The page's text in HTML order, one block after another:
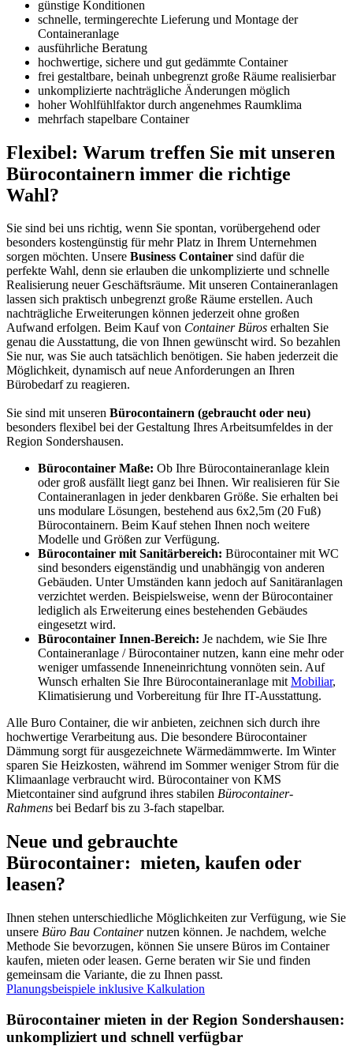
günstige Konditionen
schnelle, termingerechte Lieferung und Montage der
Containeranlage
ausführliche Beratung
hochwertige, sichere und gut gedämmte Container
frei gestaltbare, beinah unbegrenzt große Räume realisierbar
unkomplizierte nachträgliche Änderungen möglich
hoher Wohlfühlfaktor durch angenehmes Raumklima
mehrfach stapelbare Container
Flexibel: Warum treffen Sie mit unseren
Bürocontainern immer die richtige
Wahl?
Sie sind bei uns richtig, wenn Sie spontan, vorübergehend oder
besonders kostengünstig für mehr Platz in Ihrem Unternehmen
sorgen möchten. Unsere Business Container sind dafür die
perfekte Wahl, denn sie erlauben die unkomplizierte und schnelle
Realisierung neuer Geschäftsräume. Mit unseren Containeranlagen
lassen sich praktisch unbegrenzt große Räume erstellen. Auch
nachträgliche Erweiterungen können jederzeit ohne großen
Aufwand erfolgen. Beim Kauf von Container Büros erhalten Sie
genau die Ausstattung, die von Ihnen gewünscht wird. So bezahlen
Sie nur, was Sie auch tatsächlich benötigen. Sie haben jederzeit die
Möglichkeit, dynamisch auf neue Anforderungen an Ihren
Bürobedarf zu reagieren.
Sie sind mit unseren Bürocontainern (gebraucht oder neu)
besonders flexibel bei der Gestaltung Ihres Arbeitsumfeldes in der
Region Sondershausen.
Bürocontainer Maße: Ob Ihre Bürocontaineranlage klein
oder groß ausfällt liegt ganz bei Ihnen. Wir realisieren für Sie
Containeranlagen in jeder denkbaren Größe. Sie erhalten bei
uns modulare Lösungen, bestehend aus 6x2,5m (20 Fuß)
Bürocontainern. Beim Kauf stehen Ihnen noch weitere
Modelle und Größen zur Verfügung.
Bürocontainer mit Sanitärbereich: Bürocontainer mit WC
sind besonders eigenständig und unabhängig von anderen
Gebäuden. Unter Umständen kann jedoch auf Sanitäranlagen
verzichtet werden. Beispielsweise, wenn der Bürocontainer
lediglich als Erweiterung eines bestehenden Gebäudes
eingesetzt wird.
Bürocontainer Innen-Bereich: Je nachdem, wie Sie Ihre
Containeranlage / Bürocontainer nutzen, kann eine mehr oder
weniger umfassende Inneneinrichtung vonnöten sein. Auf
Wunsch erhalten Sie Ihre Bürocontaineranlage mitMobiliar,
Klimatisierung und Vorbereitung für Ihre IT-Ausstattung.
Alle Buro Container, die wir anbieten, zeichnen sich durch ihre
hochwertige Verarbeitung aus. Die besondere Bürocontainer
Dämmung sorgt für ausgezeichnete Wärmedämmwerte. Im Winter
sparen Sie Heizkosten, während im Sommer weniger Strom für die
Klimaanlage verbraucht wird. Bürocontainer von KMS
Mietcontainer sind aufgrund ihres stabilen Bürocontainer-
Rahmens bei Bedarf bis zu 3-fach stapelbar.
Neue und gebrauchte
Bürocontainer: mieten, kaufen oder
leasen?
Ihnen stehen unterschiedliche Möglichkeiten zur Verfügung, wie Sie
unsere Büro Bau Containernutzen können. Je nachdem, welche
Methode Sie bevorzugen, können Sie unsere Büros im Container
kaufen, mieten oder leasen. Gerne beraten wir Sie und finden
gemeinsam die Variante, die zu Ihnen passt.
Planungsbeispiele inklusive Kalkulation
Bürocontainer mieten in der Region Sondershausen:
unkompliziert und schnell verfügbar